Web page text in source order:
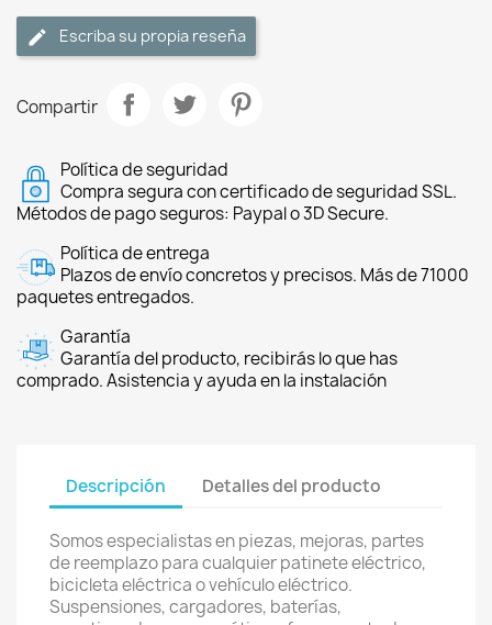
Escriba su propia reseña
Compartir
Política de seguridad
Compra segura con certificado de seguridad SSL.
Métodos de pago seguros: Paypal o 3D Secure.
Política de entrega
Plazos de envío concretos y precisos. Más de 71000
paquetes entregados.
Garantía
Garantía del producto, recibirás lo que has
comprado. Asistencia y ayuda en la instalación
Descripción Detalles del producto
Somos especialistas en piezas, mejoras, partes
de reemplazo para cualquier patinete eléctrico,
bicicleta eléctrica o vehículo eléctrico.
Suspensiones, cargadores, baterías,